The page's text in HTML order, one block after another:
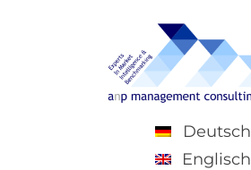
Deutsch
Englisch